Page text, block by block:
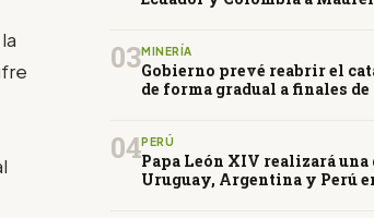
03MINERÍA
Gobierno prevé reabrir el
de forma gradual a finales de
04PERÚ
Papa León XIV realizará
Uruguay, Argentina y Perú